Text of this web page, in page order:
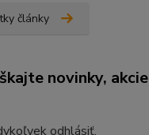
články
novinky, akcie
odhlásiť.